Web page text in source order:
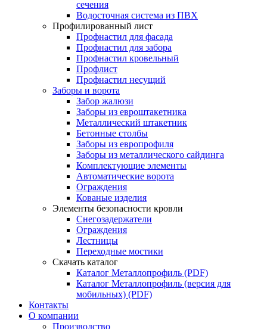
сечения
Водосточная система из ПВХ
Профилированный лист
Профнастил для фасада
Профнастил для забора
Профнастил кровельный
Профлист
Профнастил несущий
Заборы и ворота
Забор жалюзи
Заборы из евроштакетника
Металлический штакетник
Бетонные столбы
Заборы из европрофиля
Заборы из металлического сайдинга
Комплектующие элементы
Автоматические ворота
Ограждения
Кованые изделия
Элементы безопасности кровли
Снегозадержатели
Ограждения
Лестницы
Переходные мостики
Скачать каталог
Каталог Металлопрофиль (PDF)
Каталог Металлопрофиль (версия для
мобильных) (PDF)
Контакты
О компании
Производство